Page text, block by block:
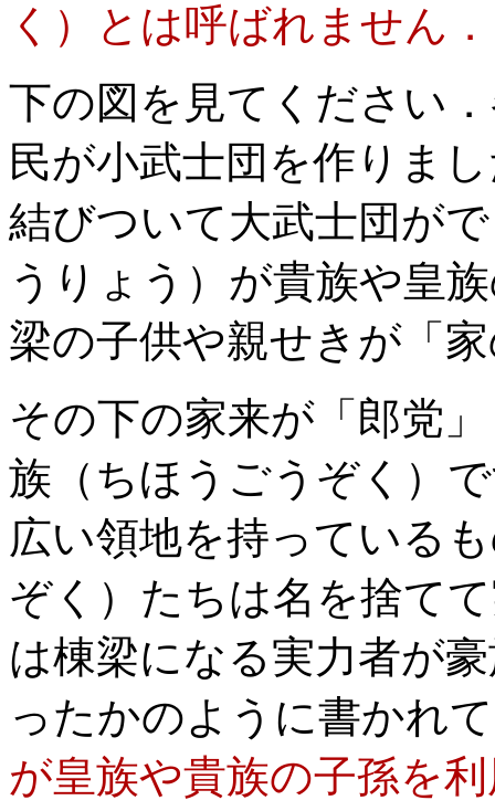
く）とは呼ばれません．
下の図を見てください
民が小武士団を作りま
結びついて大武士団が
うりょう）が貴族や皇
梁の子供や親せきが「
その下の家来が「郎党
族（ちほうごうぞく）
広い領地を持っている
ぞく）たちは名を捨て
は棟梁になる実力者が
ったかのように書かれ
が皇族や貴族の子孫を